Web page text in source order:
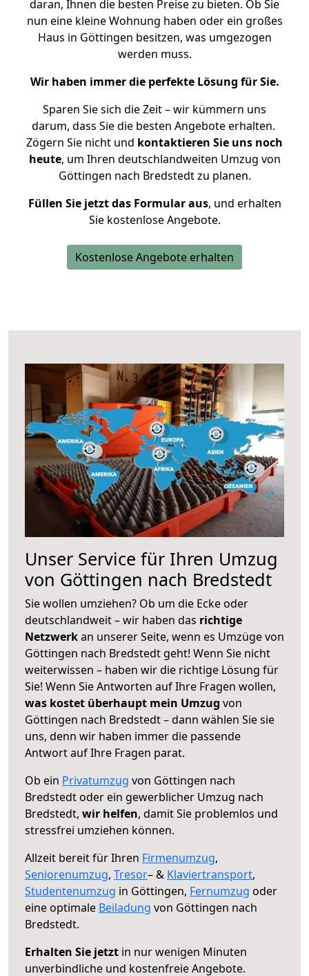
daran, Ihnen die besten Preise zu bieten. Ob Sie
nun eine kleine Wohnung haben oder ein großes
Haus in Göttingen besitzen, was umgezogen
werden muss.
Wir haben immer die perfekte Lösung für Sie.
Sparen Sie sich die Zeit – wir kümmern uns
darum, dass Sie die besten Angebote erhalten.
Zögern Sie nicht und kontaktieren Sie uns noch
heute, um Ihren deutschlandweiten Umzug von
Göttingen nach Bredstedt zu planen.
Füllen Sie jetzt das Formular aus, und erhalten
Sie kostenlose Angebote.
Kostenlose Angebote erhalten
Unser Service für Ihren Umzug
von Göttingen nach Bredstedt
Sie wollen umziehen? Ob um die Ecke oder
deutschlandweit – wir haben das richtige
Netzwerkan unserer Seite, wenn es Umzüge von
Göttingen nach Bredstedt geht! Wenn Sie nicht
weiterwissen – haben wir die richtige Lösung für
Sie! Wenn Sie Antworten auf Ihre Fragen wollen,
was kostet überhaupt mein Umzug von
Göttingen nach Bredstedt – dann wählen Sie sie
uns, denn wir haben immer die passende
Antwort auf Ihre Fragen parat.
Ob ein Privatumzug von Göttingen nach
Bredstedt oder ein gewerblicher Umzug nach
Bredstedt, wir helfen, damit Sie problemlos und
stressfrei umziehen können.
Allzeit bereit für Ihren Firmenumzug,
Seniorenumzug, Tresor– & Klaviertransport,
Studentenumzug in Göttingen, Fernumzug oder
eine optimale Beiladung von Göttingen nach
Bredstedt.
Erhalten Sie jetzt in nur wenigen Minuten
unverbindliche und kostenfreie Angebote.